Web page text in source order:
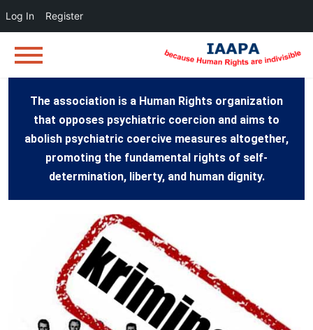
The association is a Human Rights organization
that opposes psychiatric coercion and aims to
abolish psychiatric coercive measures altogether,
promoting the fundamental rights of self-
determination, liberty, and human dignity.
Log In Register